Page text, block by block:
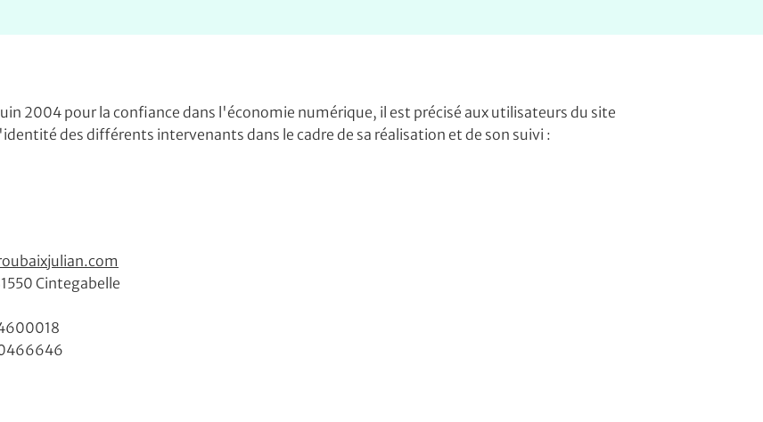
2004 pour la confiance dans l'économie numérique, il est précisé aux utilisateurs du site
l'identité des différents intervenants dans le cadre de sa réalisation et de son suivi :
Cintegabelle